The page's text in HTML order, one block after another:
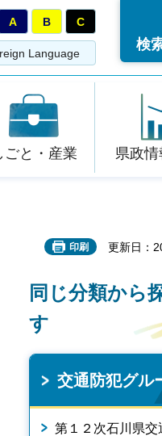
A B C
Language
検
ごと・産業 県政
印刷 更新日：
同じ分類から
す
交通防犯グル
第１２次石川県交